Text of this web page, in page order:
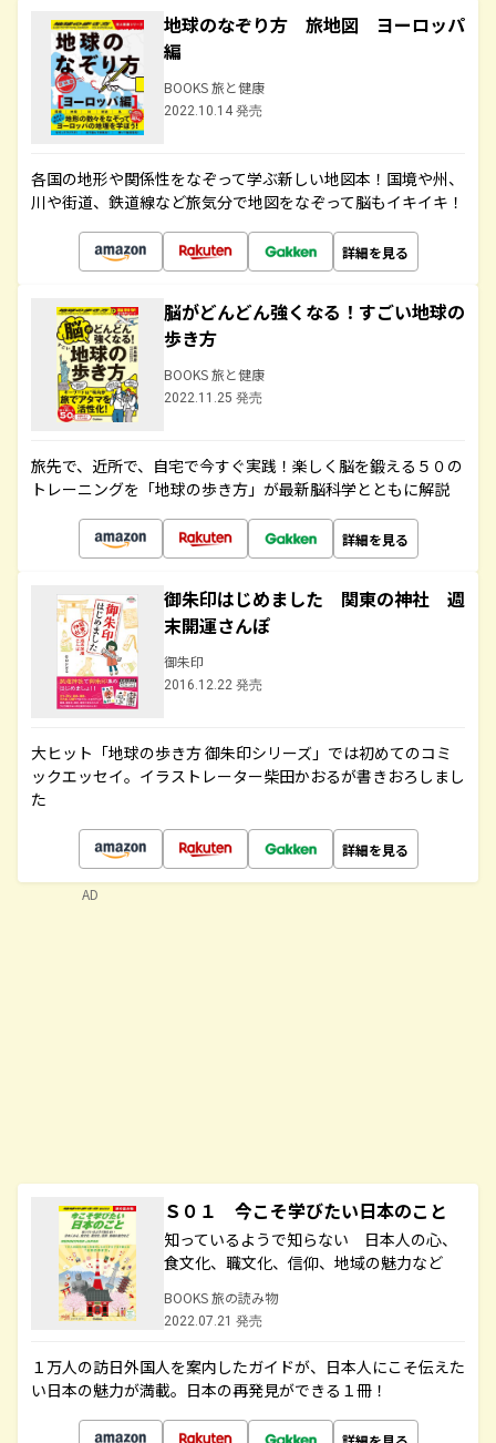
地球のなぞり方 旅地図 ヨーロッパ
編
BOOKS 旅と健康
2022.10.14 発売
各国の地形や関係性をなぞって学ぶ新しい地図本！国境や州、
川や街道、鉄道線など旅気分で地図をなぞって脳もイキイキ！
詳細を見る
脳がどんどん強くなる！すごい地球の
歩き方
BOOKS 旅と健康
2022.11.25 発売
旅先で、近所で、自宅で今すぐ実践！楽しく脳を鍛える５０の
トレーニングを「地球の歩き方」が最新脳科学とともに解説
詳細を見る
御朱印はじめました 関東の神社 週
末開運さんぽ
御朱印
2016.12.22 発売
大ヒット「地球の歩き方 御朱印シリーズ」では初めてのコミ
ックエッセイ。イラストレーター柴田かおるが書きおろしまし
た
詳細を見る
Ｓ０１ 今こそ学びたい日本のこと
知っているようで知らない 日本人の心、
食文化、職文化、信仰、地域の魅力など
BOOKS 旅の読み物
2022.07.21 発売
１万人の訪日外国人を案内したガイドが、日本人にこそ伝えた
い日本の魅力が満載。日本の再発見ができる１冊！
AD